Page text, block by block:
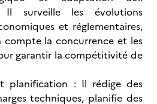
surveille les évolutions
et réglementaires,
la concurrence et les
garantir la compétitivité de
planification : Il rédige des
techniques, planifie des